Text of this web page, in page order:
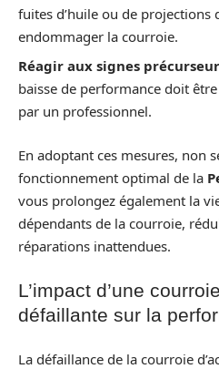
fuites d’huile ou de
endommager la courroie.
Réagir aux signes
baisse de performance doit
par un professionnel.
En adoptant ces mesures, non
fonctionnement optimal de la
vous prolongez également la
dépendants de la courroie,
réparations inattendues.
L’impact d’une
défaillante sur la
La défaillance de la courroie